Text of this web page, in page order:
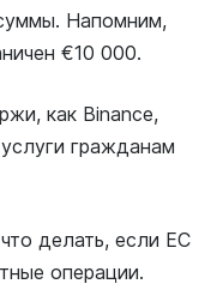
Напомним,
€10 000.
как Binance,
гражданам
делать, если ЕС
операции.